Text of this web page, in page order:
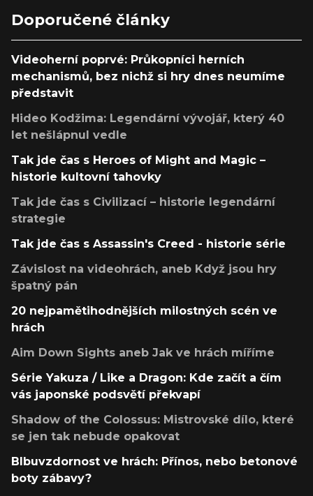
Doporučené články
Videoherní poprvé: Průkopníci herních
mechanismů, bez nichž si hry dnes neumíme
představit
Hideo Kodžima: Legendární vývojář, který 40
let nešlápnul vedle
Tak jde čas s Heroes of Might and Magic –
historie kultovní tahovky
Tak jde čas s Civilizací – historie legendární
strategie
Tak jde čas s Assassin's Creed - historie série
Závislost na videohrách, aneb Když jsou hry
špatný pán
20 nejpamětihodnějších milostných scén ve
hrách
Aim Down Sights aneb Jak ve hrách míříme
Série Yakuza / Like a Dragon: Kde začít a čím
vás japonské podsvětí překvapí
Shadow of the Colossus: Mistrovské dílo, které
se jen tak nebude opakovat
Blbuvzdornost ve hrách: Přínos, nebo betonové
boty zábavy?